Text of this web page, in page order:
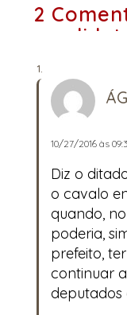
2
10/27/2016 às
Diz o
o cavalo
quando,
poderia,
prefeito,
continuar
deputados